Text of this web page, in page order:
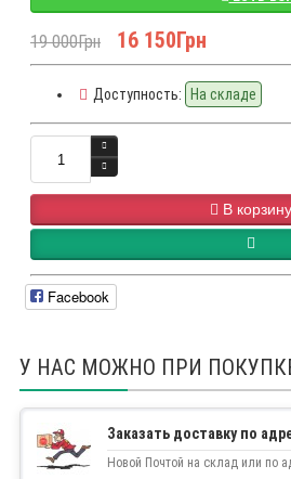
19 000Грн 16 150Грн
Доступность: На складе
В корзину
Facebook
У НАС МОЖНО ПРИ
Заказать доставку по
Новой Почтой на склад или по